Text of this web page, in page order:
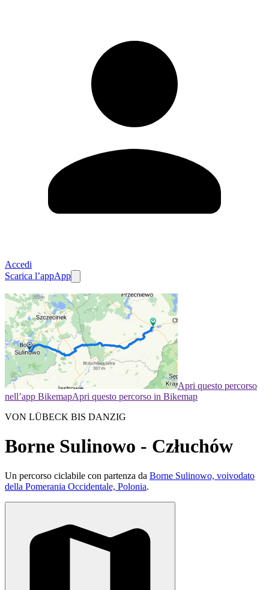
Accedi
Scarica l’appApp
Apri questo percorso
nell’app BikemapApri questo percorso in Bikemap
VON LÜBECK BIS DANZIG
Borne Sulinowo - Człuchów
Un percorso ciclabile con partenza da Borne Sulinowo, voivodato
della Pomerania Occidentale, Polonia.